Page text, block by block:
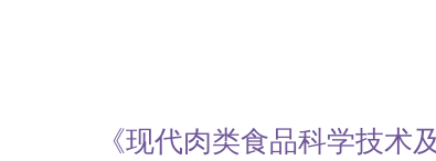
《现代肉类食品科学技术